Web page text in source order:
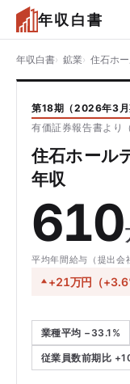
年収白書
年収白書 鉱業 住石ホ
第18期（2026年3月
有価証券報告書より
住石ホール
年収
610
平均年間給与（提出会
+21万円（
業種平均 −33.1%
従業員数前期比